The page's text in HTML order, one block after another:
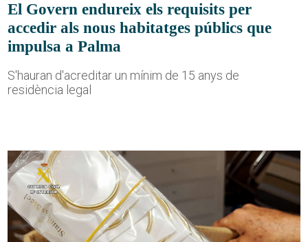
El Govern endureix els requisits per
accedir als nous habitatges públics que
impulsa a Palma
S'hauran d'acreditar un mínim de 15 anys de
residència legal